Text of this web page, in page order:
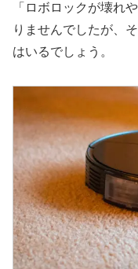
「ロボロックが壊れ
りませんでしたが、
はいるでしょう。